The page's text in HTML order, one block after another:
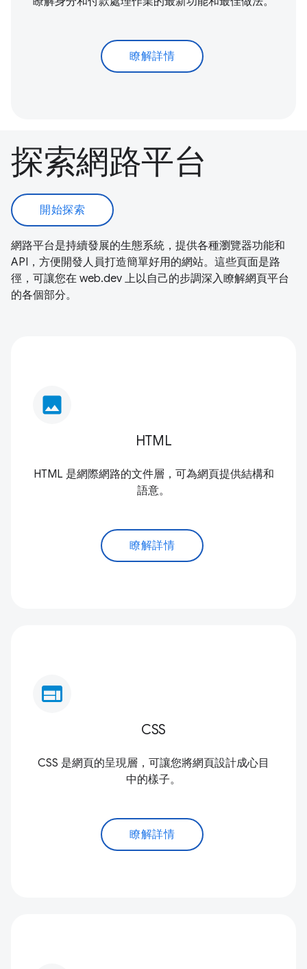
瞭解詳情
探索網路平台
開始探索
網路平台是持續發展的生態系統，提供各種瀏覽器功能和
API，方便開發人員打造簡單好用的網站。這些頁面是路
徑，可讓您在 web.dev 上以自己的步調深入瞭解網頁平台
的各個部分。
image
HTML
HTML 是網際網路的文件層，可為網頁提供結構和
語意。
瞭解詳情
web
CSS
CSS 是網頁的呈現層，可讓您將網頁設計成心目
中的樣子。
瞭解詳情